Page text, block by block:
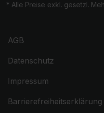
* Alle Preise exkl. gesetzl.
AGB
Datenschutz
Impressum
Barrierefreiheitserklärung